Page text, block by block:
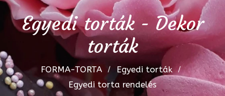
Egyedi torták - Dekor
torták
FORMA-TORTA
Egyedi torták
Egyedi torta rendelés